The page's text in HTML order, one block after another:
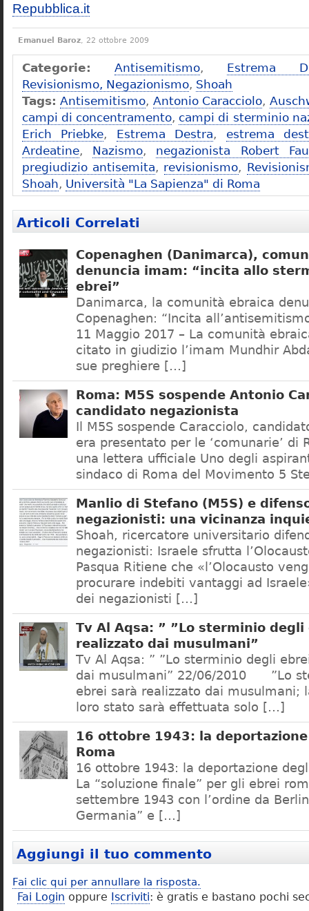
Repubblica.it
Emanuel Baroz, 22 ottobre 2009
Categorie: Antisemitismo, Estrema
Revisionismo, Negazionismo, Shoah
Tags: Antisemitismo, Antonio Caracciolo,
campi di concentramento, campi di sterminio
Erich Priebke, Estrema Destra, estrema
Ardeatine, Nazismo, negazionista Robert
pregiudizio antisemita, revisionismo,
Shoah, Università "La Sapienza" di Roma
Articoli Correlati
Copenaghen (Danimarca),
denuncia imam: “incita allo
ebrei”
Danimarca, la comunità ebraica
Copenaghen: “Incita
11 Maggio 2017 – La comunità
citato in giudizio l’imam Mundhir
sue preghiere […]
Roma: M5S sospende Antonio
candidato negazionista
Il M5S sospende Caracciolo,
era presentato per le ‘comunarie’ di
una lettera ufficiale Uno degli
sindaco di Roma del Movimento 5
Manlio di Stefano (M5S) e
negazionisti: una vicinanza
Shoah, ricercatore universitario
negazionisti: Israele sfrutta
Pasqua Ritiene che «l’Olocausto
procurare indebiti vantaggi ad
dei negazionisti […]
Tv Al Aqsa: ” ”Lo sterminio degli
realizzato dai musulmani”
Tv Al Aqsa: ” ”Lo sterminio degli
dai musulmani” 22/06/2010 ”Lo
ebrei sarà realizzato dai musulmani;
loro stato sarà effettuata solo […]
16 ottobre 1943: la
Roma
16 ottobre 1943: la deportazione
La “soluzione finale” per gli ebrei
settembre 1943 con l’ordine da
Germania” e […]
Aggiungi il tuo commento
Fai clic qui per annullare la risposta.
Fai Login oppure Iscriviti: è gratis e bastano pochi